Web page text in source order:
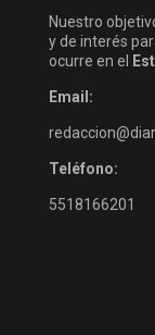
Nuestro
y de interés
ocurre en el
Email:
Teléfono:
5518166201